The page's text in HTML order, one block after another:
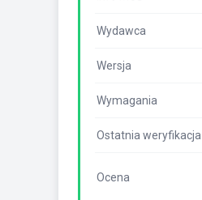
Wydawca
Wersja
Wymagania
Ostatnia weryfikacja
Ocena